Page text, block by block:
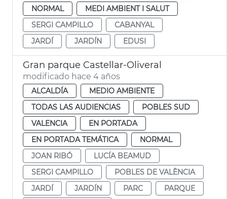
NORMAL
MEDI AMBIENT I SALUT
SERGI CAMPILLO
CABANYAL
JARDÍ
JARDÍN EDUSI
Gran parque Castellar-Oliveral
modificado hace 4 años
ALCALDÍA
MEDIO AMBIENTE
TODAS LAS AUDIENCIAS
POBLES SUD
VALENCIA
EN PORTADA
EN PORTADA TEMÁTICA
NORMAL
JOAN RIBÓ
LUCÍA BEAMUD
SERGI CAMPILLO
POBLES DE VALÈNCIA
JARDÍ
JARDÍN PARC
PARQUE